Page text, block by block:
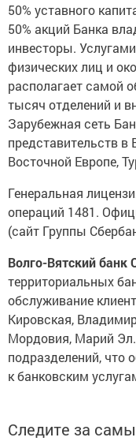
50% уставного
50% акций Банка
инвесторы.
физических лиц и
располагает самой
тысяч отделений и
Зарубежная сеть
представительств
Восточной Европе,
Генеральная
операций 1481.
(сайт Группы
Волго-Вятский банк
территориальных
обслуживание
Кировская,
Мордовия, Марий Эл.
подразделений, что
к банковским
Следите за